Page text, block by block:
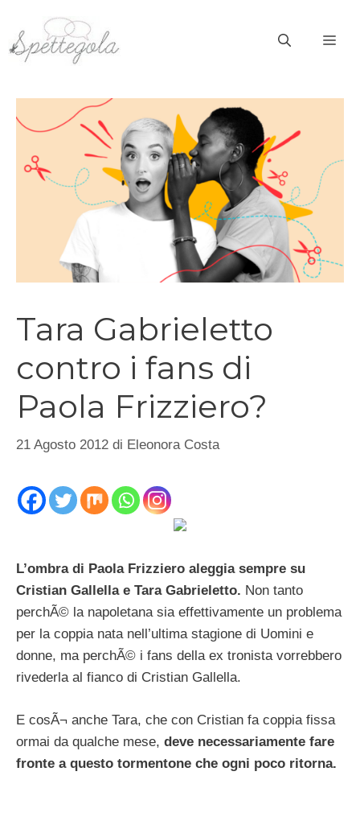
contenuto
Tara Gabrieletto
contro i fans di
Paola Frizziero?
21 Agosto 2012 di Eleonora Costa
L’ombra di Paola Frizziero aleggia sempre su
Cristian Gallella e Tara Gabrieletto. Non tanto
perchÃ© la napoletana sia effettivamente un problema
per la coppia nata nell’ultima stagione di Uomini e
donne, ma perchÃ© i fans della ex tronista vorrebbero
rivederla al fianco di Cristian Gallella.
E cosÃ¬ anche Tara, che con Cristian fa coppia fissa
ormai da qualche mese, deve necessariamente fare
fronte a questo tormentone che ogni poco ritorna.